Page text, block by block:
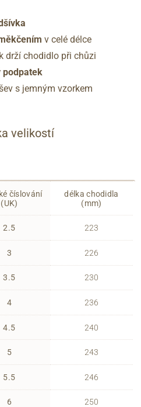
v celé délce
drží chodidlo při chůzi
podpatek
s jemným vzorkem
velikostí
číslování
(UK)
2.5
3
3.5
4
4.5
5
5.5
6
délka chodidla
(mm)
223
226
230
236
240
243
246
250